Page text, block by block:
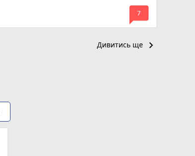
mode_comment
7
Дивитись ще keyboard_arrow_right